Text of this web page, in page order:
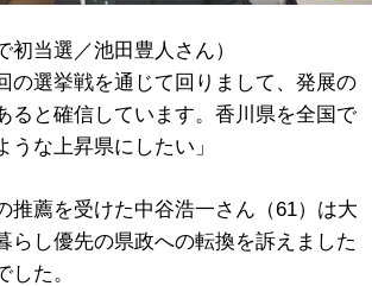
初当選／池田豊人さん）
の選挙戦を通じて回りまして、発展の
ると確信しています。香川県を全国で
うな上昇県にしたい」
薦を受けた中谷浩一さん（61）は大
らし優先の県政への転換を訴えました
した。